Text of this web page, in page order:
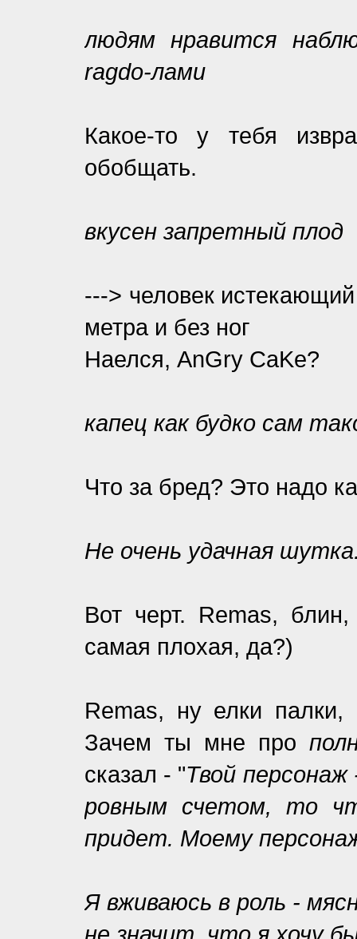
людям нравится
ragdo-лами
Какое-то у тебя
обобщать.
вкусен запретный плод
---> человек
метра и без ног
Наелся, AnGry CaKe?
капец как будко сам
Что за бред? Это надо
Не очень удачная
Вот черт. Remas,
самая плохая, да?)
Remas, ну елки
Зачем ты мне про
сказал - "Твой
ровным счетом, то
придет. Моему
Я вживаюсь в роль -